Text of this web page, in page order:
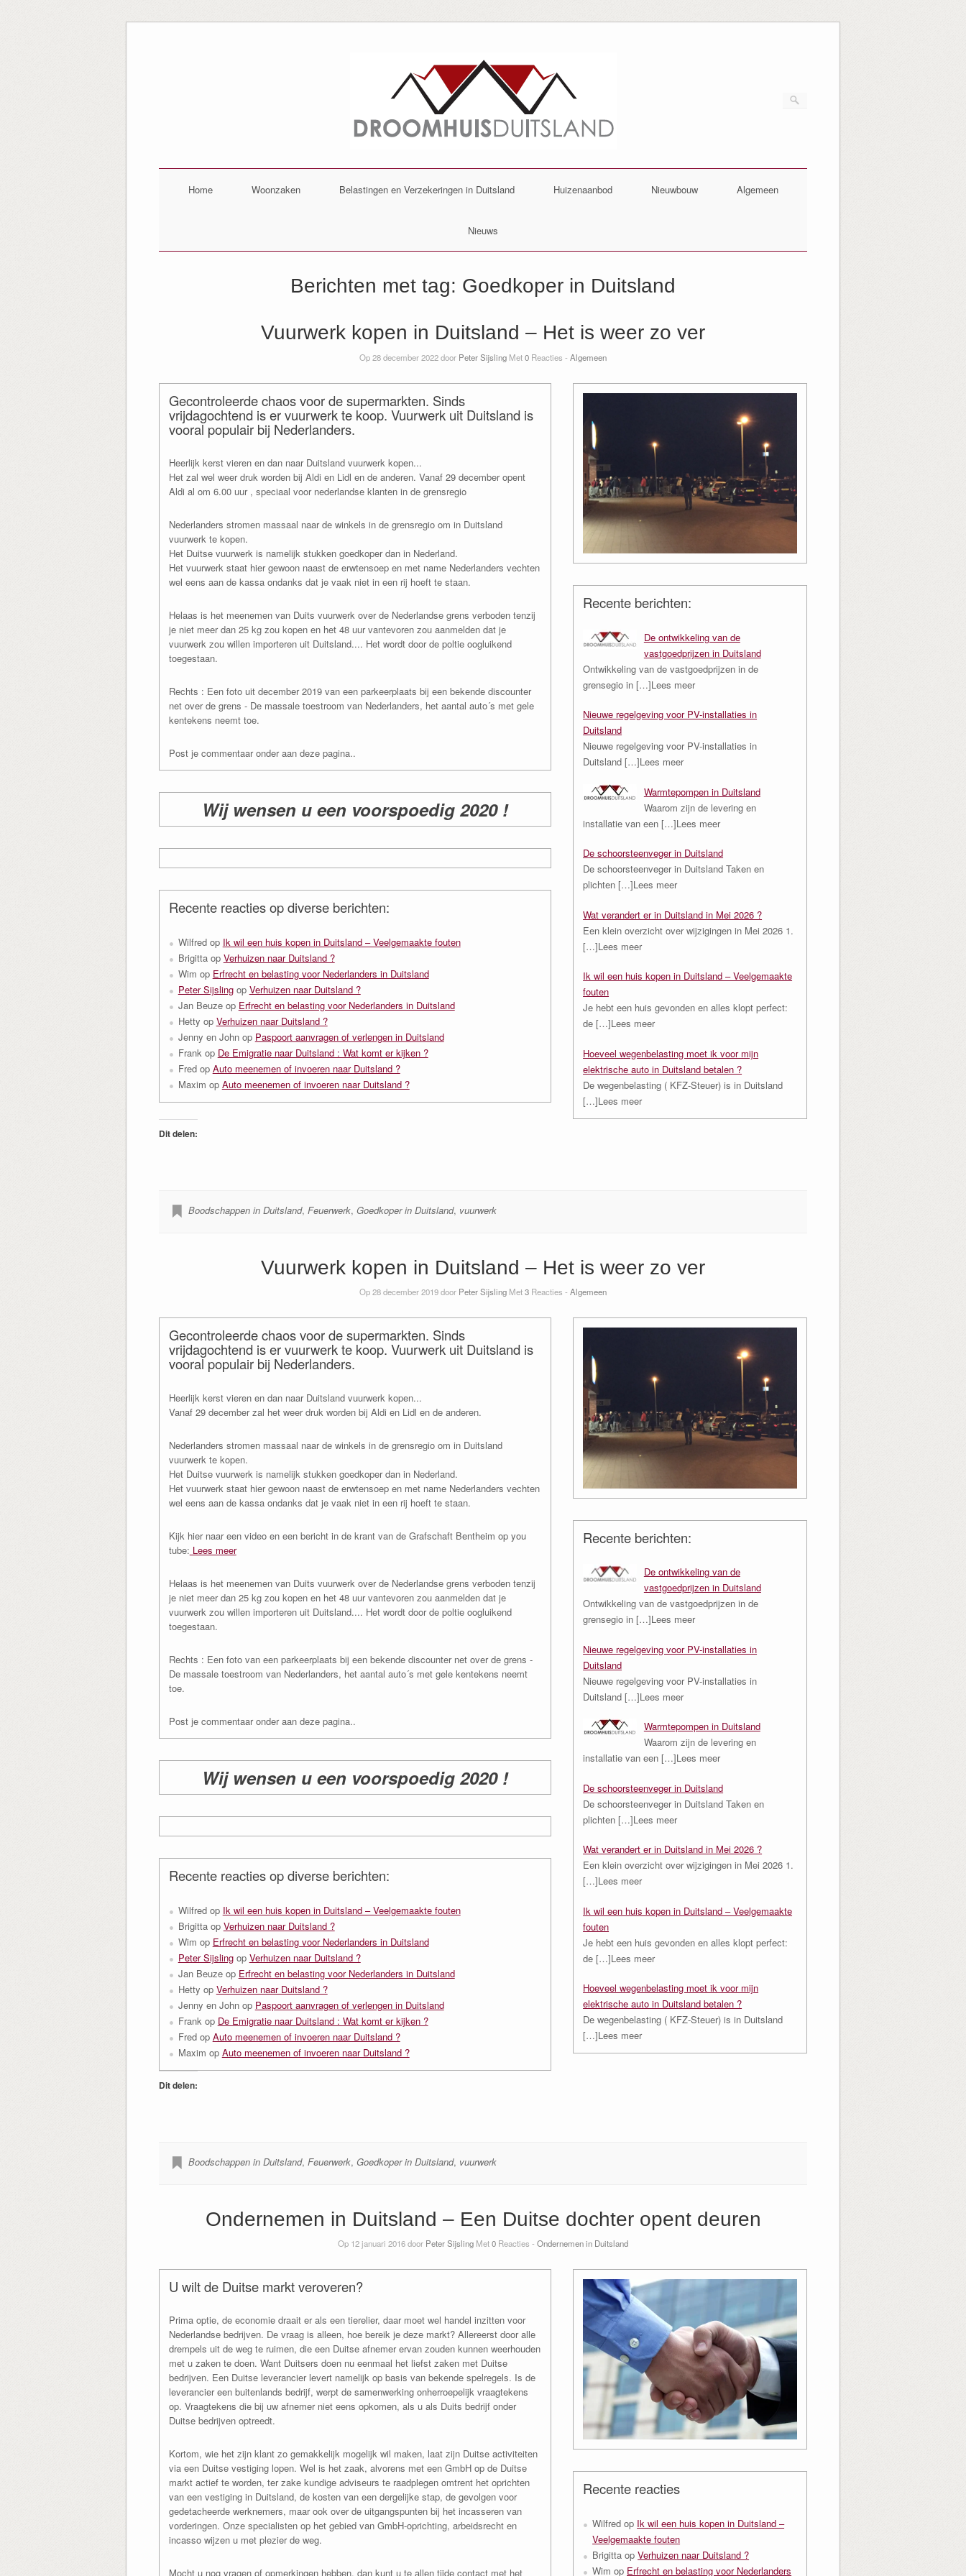
Home Woonzaken Belastingen en Verzekeringen in Duitsland Huizenaanbod Nieuwbouw Algemeen
Nieuws
Berichten met tag: Goedkoper in Duitsland
Vuurwerk kopen in Duitsland – Het is weer zo ver
Op 28 december 2022 door Peter Sijsling Met0 Reacties - Algemeen
Gecontroleerde chaos voor de supermarkten. Sinds
vrijdagochtend is er vuurwerk te koop. Vuurwerk uit Duitsland is
vooral populair bij Nederlanders.
Heerlijk kerst vieren en dan naar Duitsland vuurwerk kopen...
Het zal wel weer druk worden bij Aldi en Lidl en de anderen. Vanaf 29 december opent
Aldi al om 6.00 uur , speciaal voor nederlandse klanten in de grensregio
Nederlanders stromen massaal naar de winkels in de grensregio om in Duitsland
vuurwerk te kopen.
Het Duitse vuurwerk is namelijk stukken goedkoper dan in Nederland.
Het vuurwerk staat hier gewoon naast de erwtensoep en met name Nederlanders vechten
wel eens aan de kassa ondanks dat je vaak niet in een rij hoeft te staan.
Helaas is het meenemen van Duits vuurwerk over de Nederlandse grens verboden tenzij
je niet meer dan 25 kg zou kopen en het 48 uur vantevoren zou aanmelden dat je
vuurwerk zou willen importeren uit Duitsland.... Het wordt door de poltie oogluikend
toegestaan.
Rechts : Een foto uit december 2019 van een parkeerplaats bij een bekende discounter
net over de grens - De massale toestroom van Nederlanders, het aantal auto´s met gele
kentekens neemt toe.
Post je commentaar onder aan deze pagina..
Wij wensen u een voorspoedig 2020 !
Recente reacties op diverse berichten:
Wilfredop Ik wil een huis kopen in Duitsland – Veelgemaakte fouten
Brigittaop Verhuizen naar Duitsland ?
Wim op Erfrecht en belasting voor Nederlanders in Duitsland
Peter Sijslingop Verhuizen naar Duitsland ?
Jan Beuzeop Erfrecht en belasting voor Nederlanders in Duitsland
Hetty op Verhuizen naar Duitsland ?
Jenny en Johnop Paspoort aanvragen of verlengen in Duitsland
Frankop De Emigratie naar Duitsland : Wat komt er kijken ?
Fredop Auto meenemen of invoeren naar Duitsland ?
Maxim op Auto meenemen of invoeren naar Duitsland ?
Recente berichten:
De ontwikkeling van de
vastgoedprijzen in Duitsland
Ontwikkeling van de vastgoedprijzen in de
grensegio in[…]Lees meer
Nieuwe regelgeving voor PV-installaties in
Duitsland
Nieuwe regelgeving voor PV-installaties in
Duitsland[…]Lees meer
Warmtepompen in Duitsland
Waarom zijn de levering en
installatie van een[…]Lees meer
De schoorsteenveger in Duitsland
De schoorsteenveger in Duitsland Taken en
plichten[…]Lees meer
Wat verandert er in Duitsland in Mei 2026 ?
Een klein overzicht over wijzigingen in Mei 2026 1.
[…]Lees meer
Ik wil een huis kopen in Duitsland – Veelgemaakte
fouten
Je hebt een huis gevonden en alles klopt perfect:
de[…]Lees meer
Hoeveel wegenbelasting moet ik voor mijn
elektrische auto in Duitsland betalen ?
De wegenbelasting ( KFZ-Steuer) is in Duitsland
[…]Lees meer
Dit delen:
Boodschappen in Duitsland, Feuerwerk, Goedkoper in Duitsland, vuurwerk
Vuurwerk kopen in Duitsland – Het is weer zo ver
Op 28 december 2019 door Peter Sijsling Met3 Reacties - Algemeen
Gecontroleerde chaos voor de supermarkten. Sinds
vrijdagochtend is er vuurwerk te koop. Vuurwerk uit Duitsland is
vooral populair bij Nederlanders.
Heerlijk kerst vieren en dan naar Duitsland vuurwerk kopen...
Vanaf 29 december zal het weer druk worden bij Aldi en Lidl en de anderen.
Nederlanders stromen massaal naar de winkels in de grensregio om in Duitsland
vuurwerk te kopen.
Het Duitse vuurwerk is namelijk stukken goedkoper dan in Nederland.
Het vuurwerk staat hier gewoon naast de erwtensoep en met name Nederlanders vechten
wel eens aan de kassa ondanks dat je vaak niet in een rij hoeft te staan.
Kijk hier naar een video en een bericht in de krant van de Grafschaft Bentheim op you
tube: Lees meer
Helaas is het meenemen van Duits vuurwerk over de Nederlandse grens verboden tenzij
je niet meer dan 25 kg zou kopen en het 48 uur vantevoren zou aanmelden dat je
vuurwerk zou willen importeren uit Duitsland.... Het wordt door de poltie oogluikend
toegestaan.
Rechts : Een foto van een parkeerplaats bij een bekende discounter net over de grens -
De massale toestroom van Nederlanders, het aantal auto´s met gele kentekens neemt
toe.
Post je commentaar onder aan deze pagina..
Wij wensen u een voorspoedig 2020 !
Recente reacties op diverse berichten:
Wilfredop Ik wil een huis kopen in Duitsland – Veelgemaakte fouten
Brigittaop Verhuizen naar Duitsland ?
Wim op Erfrecht en belasting voor Nederlanders in Duitsland
Peter Sijslingop Verhuizen naar Duitsland ?
Jan Beuzeop Erfrecht en belasting voor Nederlanders in Duitsland
Hetty op Verhuizen naar Duitsland ?
Jenny en Johnop Paspoort aanvragen of verlengen in Duitsland
Frank op De Emigratie naar Duitsland : Wat komt er kijken ?
Fredop Auto meenemen of invoeren naar Duitsland ?
Maxim op Auto meenemen of invoeren naar Duitsland ?
Recente berichten:
De ontwikkeling van de
vastgoedprijzen in Duitsland
Ontwikkeling van de vastgoedprijzen in de
grensegio in[…]Lees meer
Nieuwe regelgeving voor PV-installaties in
Duitsland
Nieuwe regelgeving voor PV-installaties in
Duitsland[…]Lees meer
Warmtepompen in Duitsland
Waarom zijn de levering en
installatie van een[…]Lees meer
De schoorsteenveger in Duitsland
De schoorsteenveger in Duitsland Taken en
plichten[…]Lees meer
Wat verandert er in Duitsland in Mei 2026 ?
Een klein overzicht over wijzigingen in Mei 2026 1.
[…]Lees meer
Ik wil een huis kopen in Duitsland – Veelgemaakte
fouten
Je hebt een huis gevonden en alles klopt perfect:
de[…]Lees meer
Hoeveel wegenbelasting moet ik voor mijn
elektrische auto in Duitsland betalen ?
De wegenbelasting ( KFZ-Steuer) is in Duitsland
[…]Lees meer
Dit delen:
Boodschappen in Duitsland, Feuerwerk, Goedkoper in Duitsland, vuurwerk
Ondernemen in Duitsland – Een Duitse dochter opent deuren
Op 12 januari 2016 door Peter Sijsling Met0 Reacties - Ondernemen in Duitsland
U wilt de Duitse markt veroveren?
Prima optie, de economie draait er als een tierelier, daar moet wel handel inzitten voor
Nederlandse bedrijven. De vraag is alleen, hoe bereik je deze markt? Allereerst door alle
drempels uit de weg te ruimen, die een Duitse afnemer ervan zouden kunnen weerhouden
met u zaken te doen. Want Duitsers doen nu eenmaal het liefst zaken met Duitse
bedrijven. Een Duitse leverancier levert namelijk op basis van bekende spelregels. Is de
leverancier een buitenlands bedrijf, werpt de samenwerking onherroepelijk vraagtekens
op. Vraagtekens die bij uw afnemer niet eens opkomen, als u als Duits bedrijf onder
Duitse bedrijven optreedt.
Kortom, wie het zijn klant zo gemakkelijk mogelijk wil maken, laat zijn Duitse activiteiten
via een Duitse vestiging lopen. Wel is het zaak, alvorens met een GmbH op de Duitse
markt actief te worden, ter zake kundige adviseurs te raadplegen omtrent het oprichten
van een vestiging in Duitsland, de kosten van een dergelijke stap, de gevolgen voor
gedetacheerde werknemers, maar ook over de uitgangspunten bij het incasseren van
vorderingen. Onze specialisten op het gebied van GmbH-oprichting, arbeidsrecht en
incasso wijzen u met plezier de weg.
Mocht u nog vragen of opmerkingen hebben, dan kunt u te allen tijde contact met het
Recente reacties
Wilfred op Ik wil een huis kopen in Duitsland –
Veelgemaakte fouten
Brigitta opVerhuizen naar Duitsland ?
Wim op Erfrecht en belasting voor Nederlanders